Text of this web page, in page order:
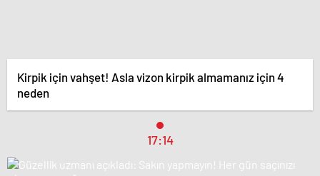
Kirpik için vahşet! Asla vizon kirpik almamanız için 4
neden
17:14